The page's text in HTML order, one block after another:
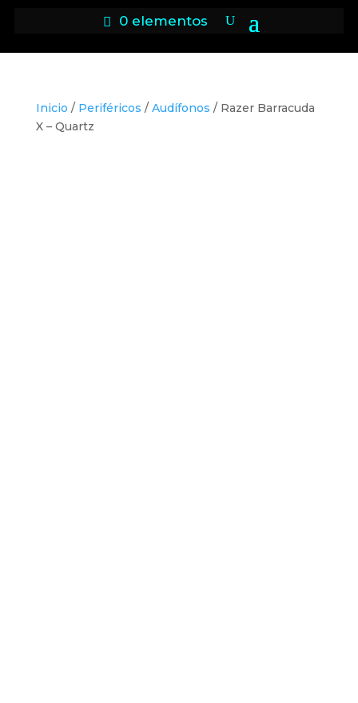
0 elementos
Inicio / Periféricos / Audífonos / Razer Barracuda
X – Quartz